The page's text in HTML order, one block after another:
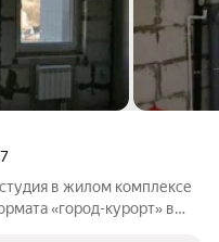
в жилом комплексе
«город-курорт» в